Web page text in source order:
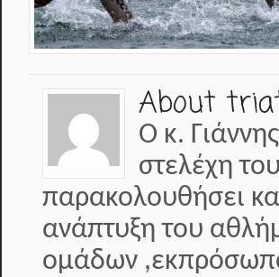
About
Ο κ.
στελέχη
παρακολουθήσει
ανάπτυξη του
ομάδων